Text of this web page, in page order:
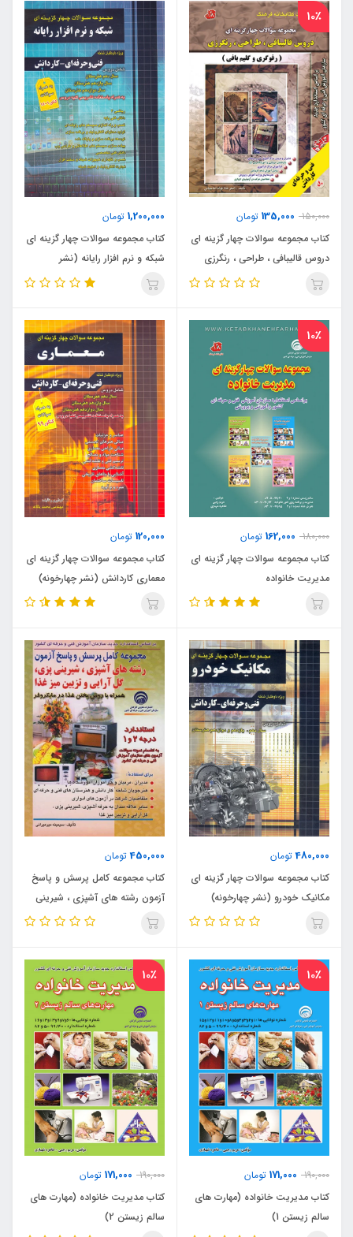
10٪
150,000
135,000 تومان
کتاب مجموعه سوالات چهار گزینه ای
دروس قالیبافی ، طراحی ، رنگرزی
(رفوگری و گلیم بافی)
1,200,000 تومان
کتاب مجموعه سوالات چهار گزینه ای
شبکه و نرم افزار رایانه (نشر
چهارخونه)
10٪
180,000
162,000 تومان
کتاب مجموعه سوالات چهار گزینه ای
مدیریت خانواده
120,000 تومان
کتاب مجموعه سوالات چهار گزینه ای
معماری کاردانش (نشر چهارخونه)
480,000تومان
کتاب مجموعه سوالات چهار گزینه ای
مکانیک خودرو (نشر چهارخونه)
450,000تومان
کتاب مجموعه کامل پرسش و پاسخ
آزمون رشته های آشپزی ، شیرینی
پزی ، گل آرایی و تزئین میز غذا
10٪
190,000
171,000 تومان
کتاب مدیریت خانواده (مهارت های
سالم زیستن 1)
10٪
190,000
171,000 تومان
کتاب مدیریت خانواده (مهارت های
سالم زیستن 2)